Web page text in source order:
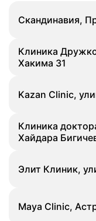
Скандинавия,
Клиника
Хакима 31
Kazan Clinic,
Клиника
Хайдара
Элит Клиник,
Maya Clinic,